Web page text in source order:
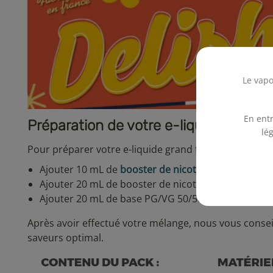
Le
En
Préparation de votre e-liquide
Pour préparer votre e-liquide grand format vous
Ajouter 10 mL de booster de nicotine
pour
Ajouter 20 mL de booster de nicotine pour
Ajouter 20 mL de base PG/VG 50/50 pour obtenir
Après avoir effectué votre mélange, nous vous
saveurs optimal.